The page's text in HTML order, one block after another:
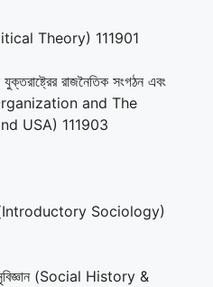
Theory) 111901
রাজনৈতিক সংগঠন এবং
and The
USA) 111903
(Introductory Sociology)
নৃবিজ্ঞান (Social History &